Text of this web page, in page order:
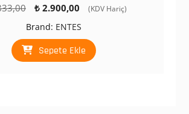
Orijinal
₺ 5.833,00.
₺2.900,00
Şu
₺ 2.900,00.
(KDV Hariç)
Brand: ENTES
Sepete Ekle